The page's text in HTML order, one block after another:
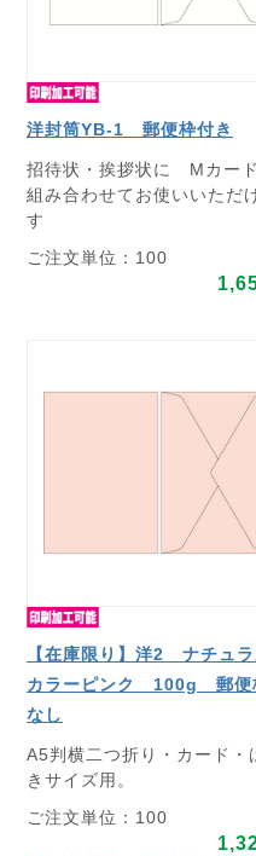
洋封筒YB-1 郵便枠付き
招待状・挨拶状に Mカー
組み合わせてお使いいただ
す
ご注文単位：100
【在庫限り】洋2 ナチュ
カラーピンク 100g 郵便
なし
A5判横二つ折り・カード・
きサイズ用。
ご注文単位：100